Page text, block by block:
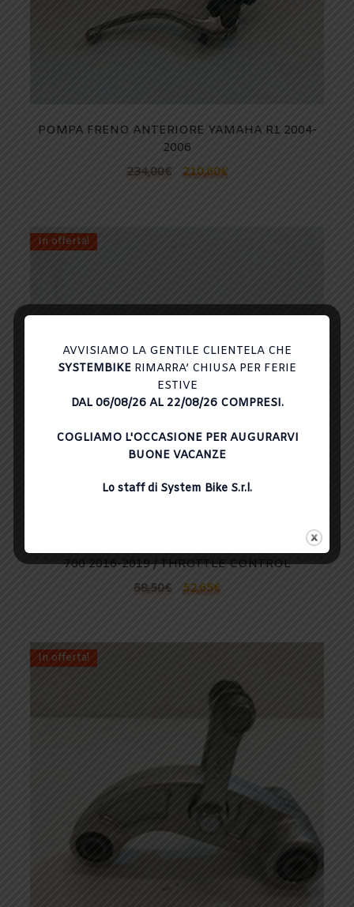
POMPA FRENO ANTERIORE YAMAHA R1 2004-
2006
234,00€ 210,60€
In offerta!
COMANDO GAS CON CAVI YAMAHA TRACER
700 2016-2019 / THROTTLE CONTROL
58,50€ 52,65€
In offerta!
AVVISIAMO LA GENTILE CLIENTELA CHE
SYSTEMBIKE RIMARRA’ CHIUSA PER FERIE
ESTIVE
DAL 06/08/26 AL 22/08/26 COMPRESI.
COGLIAMO L'OCCASIONE PER AUGURARVI
BUONE VACANZE
Lo staff di System Bike S.r.l.